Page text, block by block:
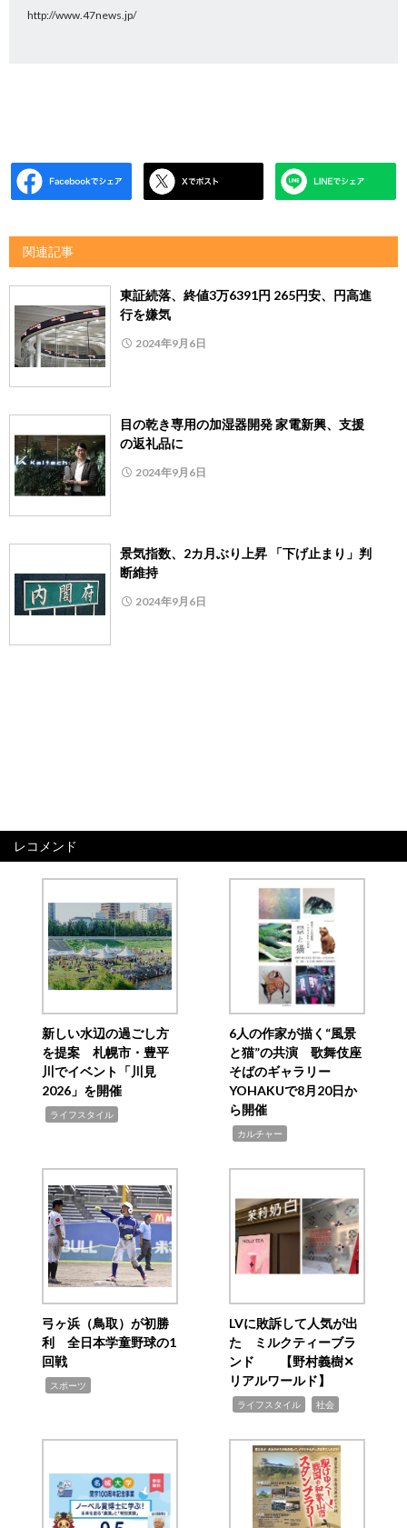
http://www.47news.jp/
関連記事
東証続落、終値3万6391円 265円安、円高進
行を嫌気
2024年9月6日
目の乾き専用の加湿器開発 家電新興、支援
の返礼品に
2024年9月6日
景気指数、2カ月ぶり上昇 「下げ止まり」判
断維持
2024年9月6日
レコメンド
新しい水辺の過ごし方
を提案 札幌市・豊平
川でイベント「川見
2026」を開催
ライフスタイル
6人の作家が描く“風景
と猫”の共演 歌舞伎座
そばのギャラリー
YOHAKUで8月20日か
ら開催
カルチャー
弓ヶ浜（鳥取）が初勝
利 全日本学童野球の1
回戦
スポーツ
LVに敗訴して人気が出
た ミルクティーブラ
ンド 【野村義樹✕
リアルワールド】
ライフスタイル 社会